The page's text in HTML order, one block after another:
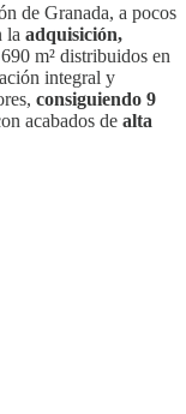
de Granada, a pocos
la adquisición,
m² distribuidos en
integral y
consiguiendo 9
acabados de alta